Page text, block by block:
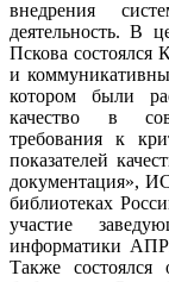
внедрения
деятельность. В
Пскова состоялся
и
котором были
качество в
требования к
показателей
документация»,
библиотеках
участие
информатики
Также